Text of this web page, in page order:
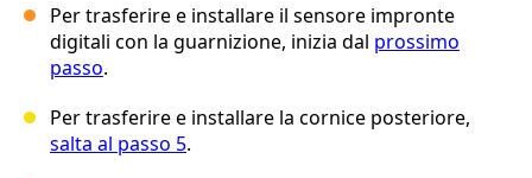
Per trasferire e installare il sensore impronte
digitali con la guarnizione, inizia dal prossimo
passo.
Per trasferire e installare la cornice posteriore,
salta al passo 5.